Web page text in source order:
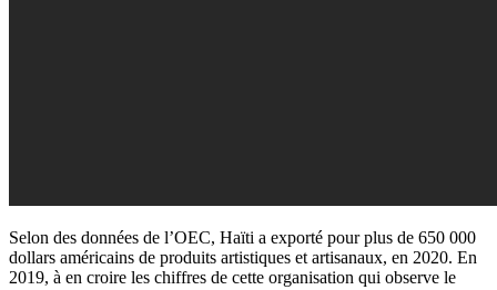
Selon des données de l’OEC, Haïti a exporté pour plus de 650 000
dollars américains de produits artistiques et artisanaux, en 2020. En
2019, à en croire les chiffres de cette organisation qui observe le